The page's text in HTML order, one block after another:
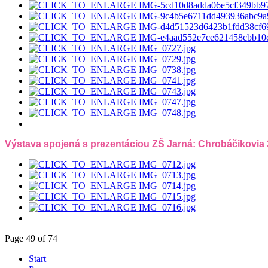
Výstava spojená s prezentáciou ZŠ Jarná: Chrobáčikovia
Page 49 of 74
Start